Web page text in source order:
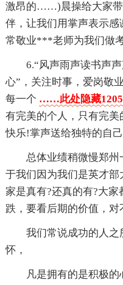
激昂的……)晨操给大家带
伴，让我们用掌声表示
常敬业***老师为我们做
6.“风声雨声读书声
心”，关注时事，爱岗敬
每一个 ……此处隐藏
有完美的个人，只有完
快乐!掌声送给独特的自
总体业绩稍微慢郑
于我们因为我们是英才
家是真有?还真的有?大
跌，要看后期的价值，对
我们常说成功的人
怀，
凡是拥有的是积极